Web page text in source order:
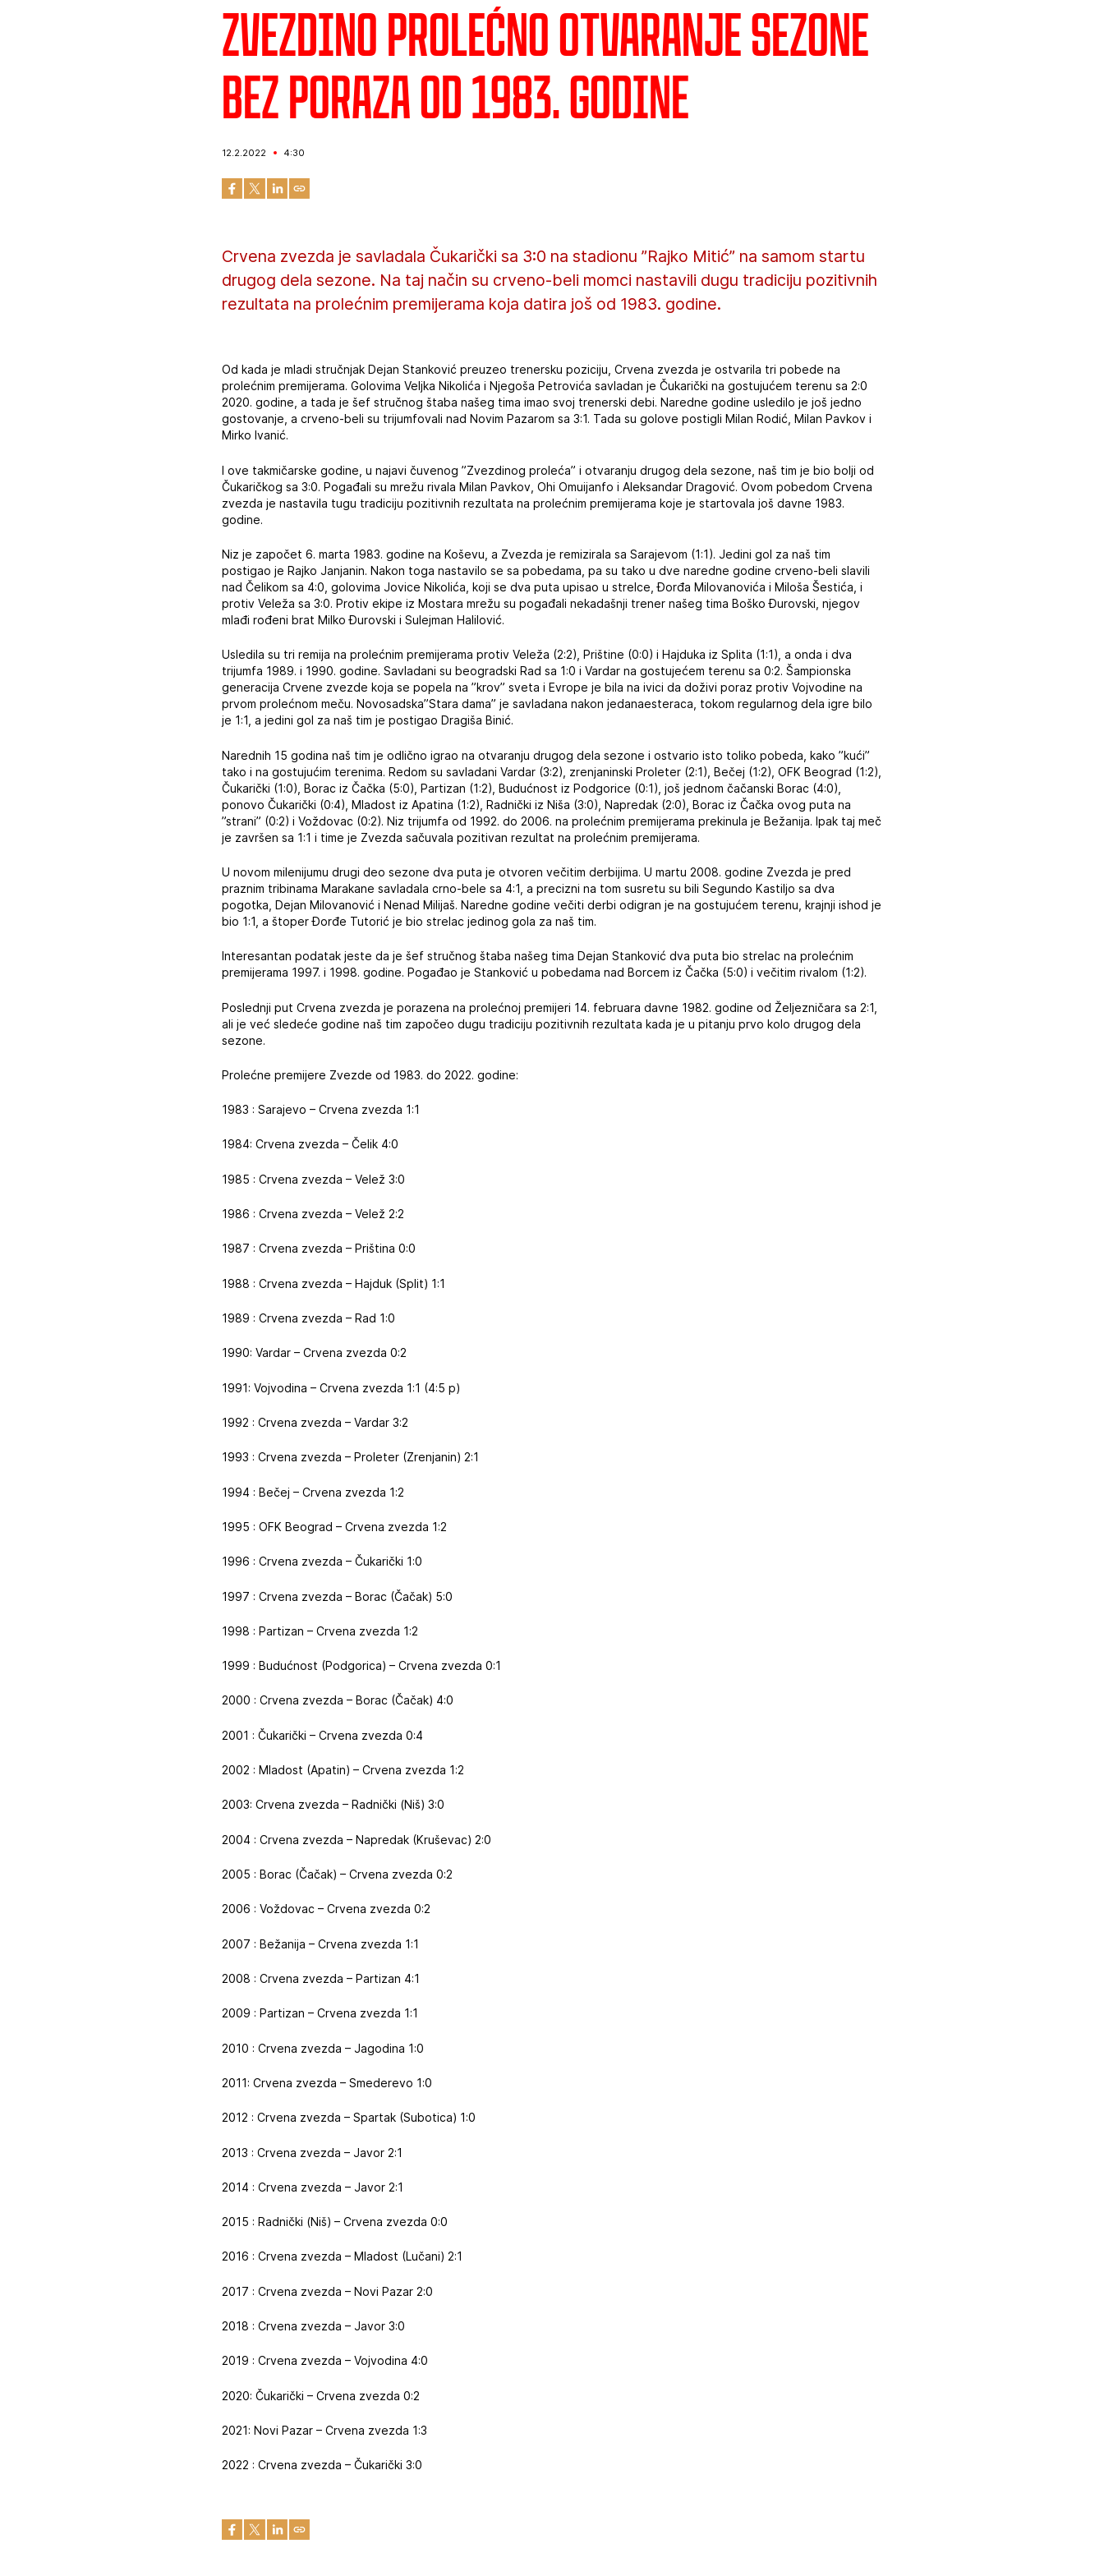
Zvezdino prolećno otvaranje sezone
bez poraza od 1983. godine
12.2.2022 4:30
Crvena zvezda je savladala Čukarički sa 3:0 na stadionu ”Rajko Mitić” na samom startu
drugog dela sezone. Na taj način su crveno-beli momci nastavili dugu tradiciju pozitivnih
rezultata na prolećnim premijerama koja datira još od 1983. godine.
Od kada je mladi stručnjak Dejan Stanković preuzeo trenersku poziciju, Crvena zvezda je ostvarila tri pobede na
prolećnim premijerama. Golovima Veljka Nikolića i Njegoša Petrovića savladan je Čukarički na gostujućem terenu sa 2:0
2020. godine, a tada je šef stručnog štaba našeg tima imao svoj trenerski debi. Naredne godine usledilo je još jedno
gostovanje, a crveno-beli su trijumfovali nad Novim Pazarom sa 3:1. Tada su golove postigli Milan Rodić, Milan Pavkov i
Mirko Ivanić.
I ove takmičarske godine, u najavi čuvenog ”Zvezdinog proleća” i otvaranju drugog dela sezone, naš tim je bio bolji od
Čukaričkog sa 3:0. Pogađali su mrežu rivala Milan Pavkov, Ohi Omuijanfo i Aleksandar Dragović. Ovom pobedom Crvena
zvezda je nastavila tugu tradiciju pozitivnih rezultata na prolećnim premijerama koje je startovala još davne 1983.
godine.
Niz je započet 6. marta 1983. godine na Koševu, a Zvezda je remizirala sa Sarajevom (1:1). Jedini gol za naš tim
postigao je Rajko Janjanin. Nakon toga nastavilo se sa pobedama, pa su tako u dve naredne godine crveno-beli slavili
nad Čelikom sa 4:0, golovima Jovice Nikolića, koji se dva puta upisao u strelce, Đorđa Milovanovića i Miloša Šestića, i
protiv Veleža sa 3:0. Protiv ekipe iz Mostara mrežu su pogađali nekadašnji trener našeg tima Boško Đurovski, njegov
mlađi rođeni brat Milko Đurovski i Sulejman Halilović.
Usledila su tri remija na prolećnim premijerama protiv Veleža (2:2), Prištine (0:0) i Hajduka iz Splita (1:1), a onda i dva
trijumfa 1989. i 1990. godine. Savladani su beogradski Rad sa 1:0 i Vardar na gostujećem terenu sa 0:2. Šampionska
generacija Crvene zvezde koja se popela na ”krov” sveta i Evrope je bila na ivici da doživi poraz protiv Vojvodine na
prvom prolećnom meču. Novosadska”Stara dama” je savladana nakon jedanaesteraca, tokom regularnog dela igre bilo
je 1:1, a jedini gol za naš tim je postigao Dragiša Binić.
Narednih 15 godina naš tim je odlično igrao na otvaranju drugog dela sezone i ostvario isto toliko pobeda, kako ”kući”
tako i na gostujućim terenima. Redom su savladani Vardar (3:2), zrenjaninski Proleter (2:1), Bečej (1:2), OFK Beograd (1:2),
Čukarički (1:0), Borac iz Čačka (5:0), Partizan (1:2), Budućnost iz Podgorice (0:1), još jednom čačanski Borac (4:0),
ponovo Čukarički (0:4), Mladost iz Apatina (1:2), Radnički iz Niša (3:0), Napredak (2:0), Borac iz Čačka ovog puta na
”strani” (0:2) i Voždovac (0:2). Niz trijumfa od 1992. do 2006. na prolećnim premijerama prekinula je Bežanija. Ipak taj meč
je završen sa 1:1 i time je Zvezda sačuvala pozitivan rezultat na prolećnim premijerama.
U novom milenijumu drugi deo sezone dva puta je otvoren večitim derbijima. U martu 2008. godine Zvezda je pred
praznim tribinama Marakane savladala crno-bele sa 4:1, a precizni na tom susretu su bili Segundo Kastiljo sa dva
pogotka, Dejan Milovanović i Nenad Milijaš. Naredne godine večiti derbi odigran je na gostujućem terenu, krajnji ishod je
bio 1:1, a štoper Đorđe Tutorić je bio strelac jedinog gola za naš tim.
Interesantan podatak jeste da je šef stručnog štaba našeg tima Dejan Stanković dva puta bio strelac na prolećnim
premijerama 1997. i 1998. godine. Pogađao je Stanković u pobedama nad Borcem iz Čačka (5:0) i večitim rivalom (1:2).
Poslednji put Crvena zvezda je porazena na prolećnoj premijeri 14. februara davne 1982. godine od Željezničara sa 2:1,
ali je već sledeće godine naš tim započeo dugu tradiciju pozitivnih rezultata kada je u pitanju prvo kolo drugog dela
sezone.
Prolećne premijere Zvezde od 1983. do 2022. godine:
1983 : Sarajevo – Crvena zvezda 1:1
1984: Crvena zvezda – Čelik 4:0
1985 : Crvena zvezda – Velež 3:0
1986 : Crvena zvezda – Velež 2:2
1987 : Crvena zvezda – Priština 0:0
1988 : Crvena zvezda – Hajduk (Split) 1:1
1989 : Crvena zvezda – Rad 1:0
1990: Vardar – Crvena zvezda 0:2
1991: Vojvodina – Crvena zvezda 1:1 (4:5 p)
1992 : Crvena zvezda – Vardar 3:2
1993 : Crvena zvezda – Proleter (Zrenjanin) 2:1
1994 : Bečej – Crvena zvezda 1:2
1995 : OFK Beograd – Crvena zvezda 1:2
1996 : Crvena zvezda – Čukarički 1:0
1997 : Crvena zvezda – Borac (Čačak) 5:0
1998 : Partizan – Crvena zvezda 1:2
1999 : Budućnost (Podgorica) – Crvena zvezda 0:1
2000 : Crvena zvezda – Borac (Čačak) 4:0
2001 : Čukarički – Crvena zvezda 0:4
2002 : Mladost (Apatin) – Crvena zvezda 1:2
2003: Crvena zvezda – Radnički (Niš) 3:0
2004 : Crvena zvezda – Napredak (Kruševac) 2:0
2005 : Borac (Čačak) – Crvena zvezda 0:2
2006 : Voždovac – Crvena zvezda 0:2
2007 : Bežanija – Crvena zvezda 1:1
2008 : Crvena zvezda – Partizan 4:1
2009 : Partizan – Crvena zvezda 1:1
2010 : Crvena zvezda – Jagodina 1:0
2011: Crvena zvezda – Smederevo 1:0
2012 : Crvena zvezda – Spartak (Subotica) 1:0
2013 : Crvena zvezda – Javor 2:1
2014 : Crvena zvezda – Javor 2:1
2015 : Radnički (Niš) – Crvena zvezda 0:0
2016 : Crvena zvezda – Mladost (Lučani) 2:1
2017 : Crvena zvezda – Novi Pazar 2:0
2018 : Crvena zvezda – Javor 3:0
2019 : Crvena zvezda – Vojvodina 4:0
2020: Čukarički – Crvena zvezda 0:2
2021: Novi Pazar – Crvena zvezda 1:3
2022 : Crvena zvezda – Čukarički 3:0